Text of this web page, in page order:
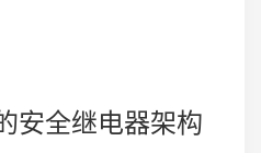
安全继电器架构